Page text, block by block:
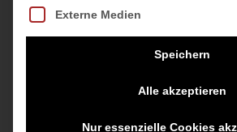
Externe Medien
Speichern
Alle akzeptieren
Nur essenzielle Cookies